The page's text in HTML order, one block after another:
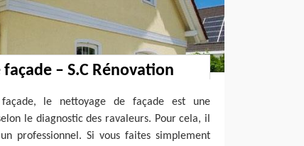
– S.C Rénovation
le nettoyage de façade est une
le diagnostic des ravaleurs. Pour cela, il
professionnel. Si vous faites simplement